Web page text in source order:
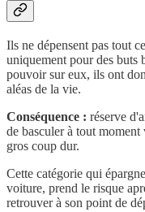
Ils ne dépensent pas tout
uniquement pour des buts
pouvoir sur eux, ils ont
aléas de la vie.
Conséquence : réserve
de basculer à tout moment
gros coup dur.
Cette catégorie qui
voiture, prend le risque
retrouver à son point de